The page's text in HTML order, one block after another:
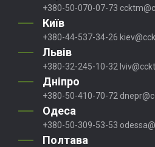
+380-50-070-07-73
Київ
+380-44-537-34-26
Львів
+380-32-245-10-32
Дніпро
+380-50-410-70-72
Одеса
+380-50-309-53-53
Полтава